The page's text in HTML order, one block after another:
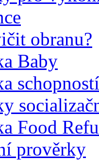
obranu?
Baby
Food
prověrky